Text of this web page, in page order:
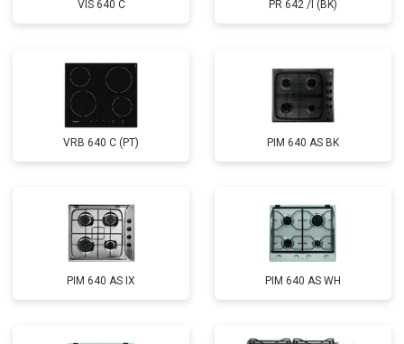
VIS 640 C PR 642 /I (BK)
VRB 640 C (PT) PIM 640 AS BK
PIM 640 AS IX PIM 640 AS WH